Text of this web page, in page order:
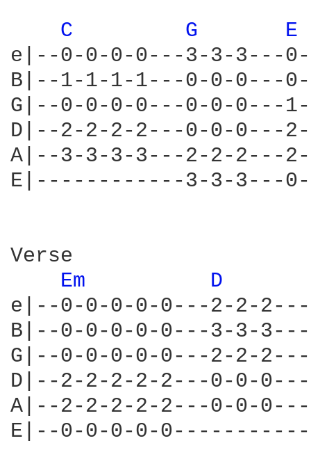
C G
E
e|--0-0-0-0---3-3-3---
B|--1-1-1-1---0-0-0---
G|--0-0-0-0---0-0-0---
D|--2-2-2-2---0-0-0---
A|--3-3-3-3---2-2-2---
E|------------3-3-3---0-
Verse
Em
D
e|--0-0-0-0-0---2-2-
B|--0-0-0-0-0---3-3-
G|--0-0-0-0-0---2-2-
D|--2-2-2-2-2---0-0-
A|--2-2-2-2-2---0-0-
E|--0-0-0-0-